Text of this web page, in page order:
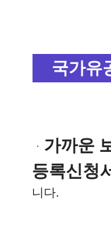
국가유
ㆍ 가까운
등록신청
니다.